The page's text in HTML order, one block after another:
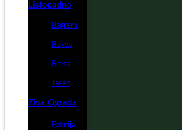
Listopadno
Bagrem
Bukva
Breza
Jasen
Živa Ograda
Fotinija